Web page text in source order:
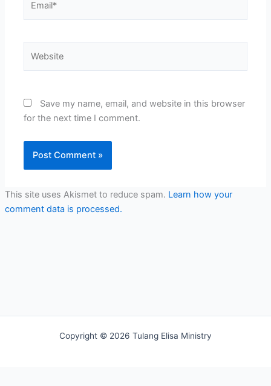
Save my name, email, and website in this browser
for the next time I comment.
This site uses Akismet to reduce spam. Learn how your
comment data is processed.
Copyright © 2026 Tulang Elisa Ministry